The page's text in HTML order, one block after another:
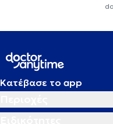
Κατέβασε το app